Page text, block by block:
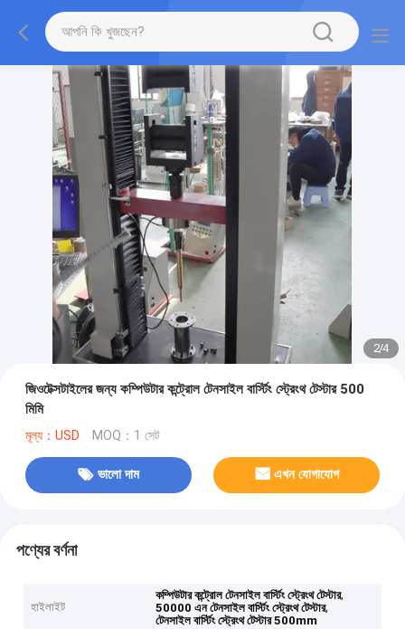
2/4
জিওটেক্সটাইলের জন্য কম্পিউটার কন্ট্রোল টেনসাইল বার্স্টিং স্ট্রেংথ টেস্টার 500
মিমি
মূল্য：USD MOQ：1 সেট
ভালো দাম এখন যোগাযোগ
পণ্যের বর্ণনা
হাইলাইট
কম্পিউটার কন্ট্রোল টেনসাইল বার্স্টিং স্ট্রেংথ টেস্টার,
50000 এন টেনসাইল বার্স্টিং স্ট্রেংথ টেস্টার,
টেনসাইল বার্স্টিং স্ট্রেংথ টেস্টার 500mm